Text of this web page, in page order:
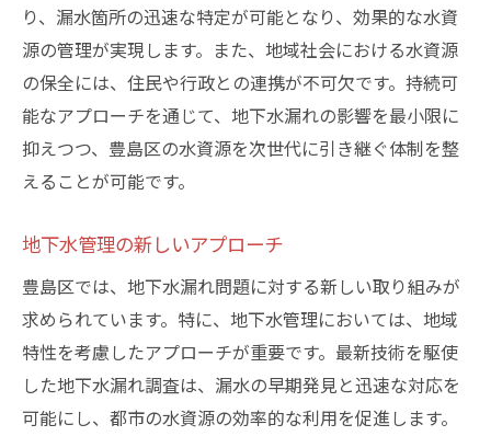
り、漏水箇所の迅速な特定が可能となり、効果的な水資
源の管理が実現します。また、地域社会における水資源
の保全には、住民や行政との連携が不可欠です。持続可
能なアプローチを通じて、地下水漏れの影響を最小限に
抑えつつ、豊島区の水資源を次世代に引き継ぐ体制を整
えることが可能です。
地下水管理の新しいアプローチ
豊島区では、地下水漏れ問題に対する新しい取り組みが
求められています。特に、地下水管理においては、地域
特性を考慮したアプローチが重要です。最新技術を駆使
した地下水漏れ調査は、漏水の早期発見と迅速な対応を
可能にし、都市の水資源の効率的な利用を促進します。